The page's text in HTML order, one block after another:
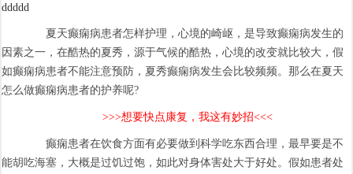
ddddd
夏天癫痫病患者怎样护理，心境的崎岖，是导致癫痫病发生的
因素之一，在酷热的夏秀，源于气候的酷热，心境的改变就比较大，假
如癫痫病患者不能注意预防，夏秀癫痫病发生会比较频频。那么在夏天
怎么做癫痫病患者的护养呢?
>>>想要快点康复，我这有妙招<<<
癫痫患者在饮食方面有必要做到科学吃东西合理，最早要是不
能胡吃海塞，大概是过饥过饱，如此对身体害处大于好处。假如患者处